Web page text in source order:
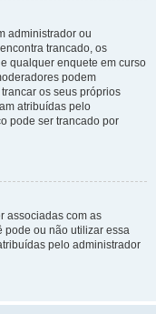
administrador ou
trancado, os
qualquer enquete em curso
podem
os seus próprios
atribuídas pelo
pode ser trancado por
associadas com as
pode ou não utilizar essa
pelo administrador